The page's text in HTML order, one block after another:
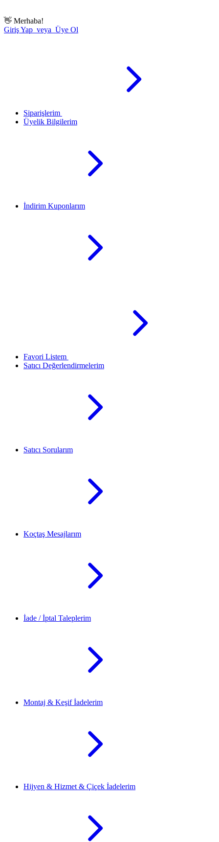
👋 Merhaba!
Giriş Yap veya Üye Ol
Siparişlerim
Üyelik Bilgilerim
İndirim Kuponlarım
Favori Listem
Satıcı Değerlendirmelerim
Satıcı Sorularım
Koçtaş Mesajlarım
İade / İptal Taleplerim
Montaj & Keşif İadelerim
Hijyen & Hizmet & Çiçek İadelerim